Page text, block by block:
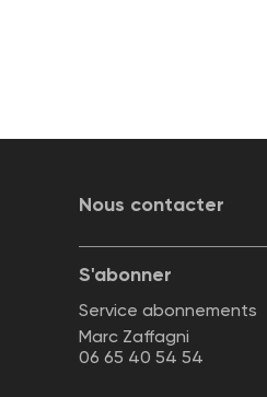
Nous contacter
S'abonner
Service abonnements
Marc Zaffagni
06 65 40 54 54